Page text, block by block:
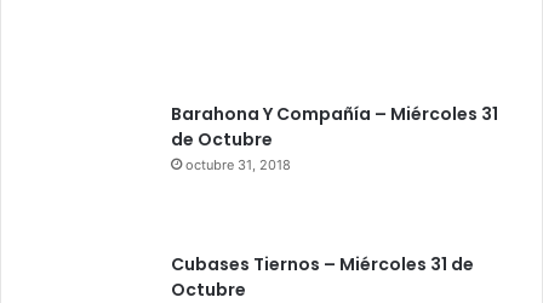
Barahona Y Compañía – Miércoles 31
de Octubre
octubre 31, 2018
Cubases Tiernos – Miércoles 31 de
Octubre